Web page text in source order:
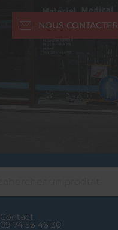
NOUS CONTACTER
Contact
09 74 56 46 30